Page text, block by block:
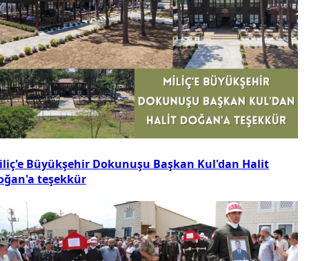
Büyükşehir Dokunuşu Başkan Kul'dan Halit
teşekkür